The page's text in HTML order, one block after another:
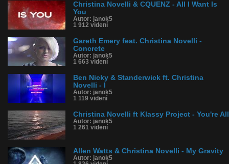
Christina Novelli & CQUENZ - All I Want Is
You
Autor: janok5
1 912 videní
Gareth Emery feat. Christina Novelli -
Concrete
Autor: janok5
1 663 videní
Ben Nicky & Standerwick ft. Christina
Novelli - I
Autor: janok5
1 119 videní
Christina Novelli ft Klassy Project - You're All
Autor: janok5
1 261 videní
Allen Watts & Christina Novelli - My Gravity
Autor: janok5